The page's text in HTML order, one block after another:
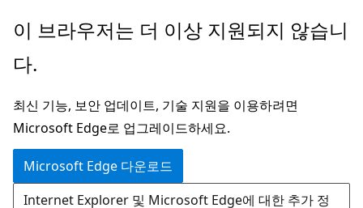
주
콘
츠
로
건
너
이 브라우저는 더 이상 지원되지 않습니
다.
최신 기능, 보안 업데이트, 기술 지원을 이용하려면
Microsoft Edge로 업그레이드하세요.
Microsoft Edge 다운로드
Internet Explorer 및 Microsoft Edge에 대한 추가 정